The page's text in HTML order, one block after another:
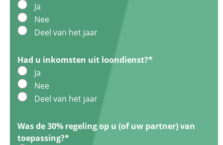
Ja
Nee
Deel van het jaar
Had u inkomsten uit loondienst?*
Ja
Nee
Deel van het jaar
Was de 30% regeling op u (of uw partner) van
toepassing?*